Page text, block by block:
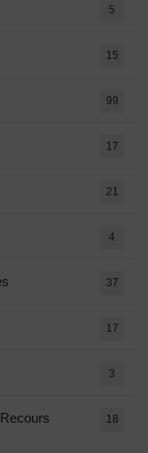
5
15
99
17
21
4
37
17
3
18